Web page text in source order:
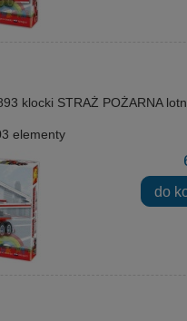
klocki STRAŻ POŻARNA
elementy
do